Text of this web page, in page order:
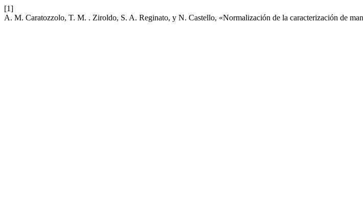
[1]
A. M. Caratozzolo, T. M. . Ziroldo, S. A. Reginato, y N. Castello, «Normalización de la caracterización de